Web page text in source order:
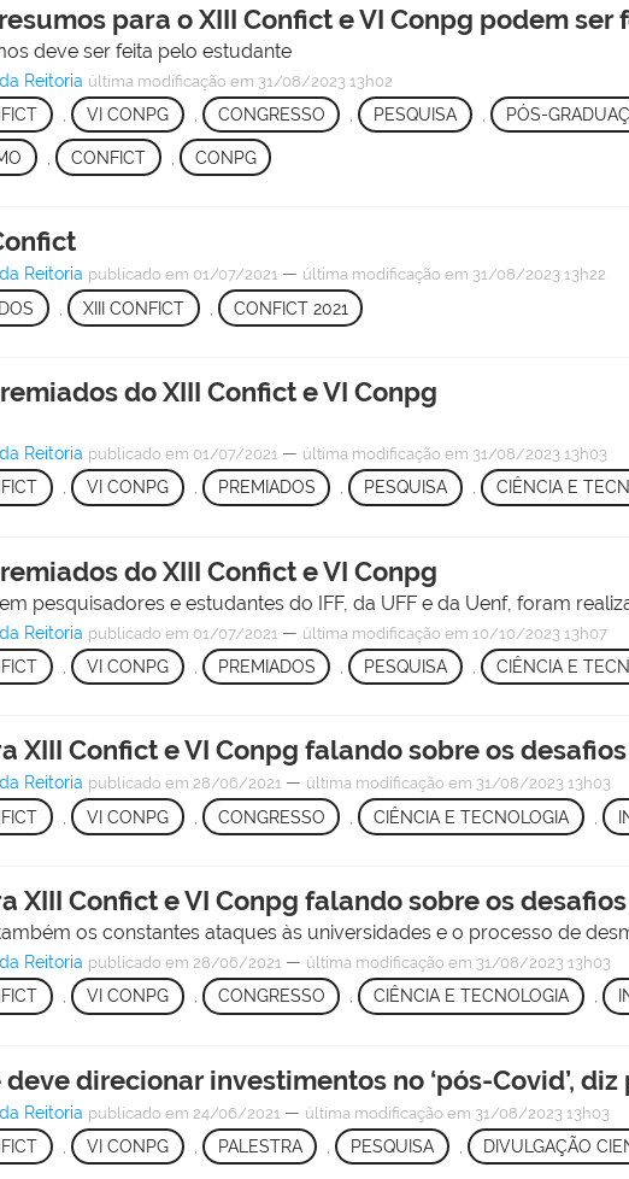
para o XIII Confict e VI Conpg podem
deve ser feita pelo estudante
Reitoria última modificação em 31/08/2023 13h02
VI CONPG CONGRESSO , PESQUISA , PÓS-
CONFICT CONPG
Reitoria publicado em 01/07/2021 — última modificação em 31/08/2023 13h22
XIII CONFICT CONFICT 2021
do XIII Confict e VI Conpg
Reitoria publicado em 01/07/2021 — última modificação em 31/08/2023 13h03
, VI CONPG , PREMIADOS , PESQUISA , CIÊNCIA E
do XIII Confict e VI Conpg
pesquisadores e estudantes do IFF, da UFF e da Uenf, foram
Reitoria publicado em 01/07/2021 — última modificação em 10/10/2023 13h07
VI CONPG PREMIADOS , PESQUISA , CIÊNCIA E
XIII Confict e VI Conpg falando sobre os
Reitoria publicado em 28/06/2021 — última modificação em 31/08/2023 13h03
VI CONPG CONGRESSO , CIÊNCIA E TECNOLOGIA ,
XIII Confict e VI Conpg falando sobre os
os constantes ataques às universidades e o processo de
Reitoria publicado em 28/06/2021 — última modificação em 31/08/2023 13h03
, VI CONPG , CONGRESSO , CIÊNCIA E TECNOLOGIA ,
direcionar investimentos no ‘pós-Covid’,
Reitoria publicado em 24/06/2021 — última modificação em 31/08/2023 13h03
VI CONPG PALESTRA , PESQUISA , DIVULGAÇÃO